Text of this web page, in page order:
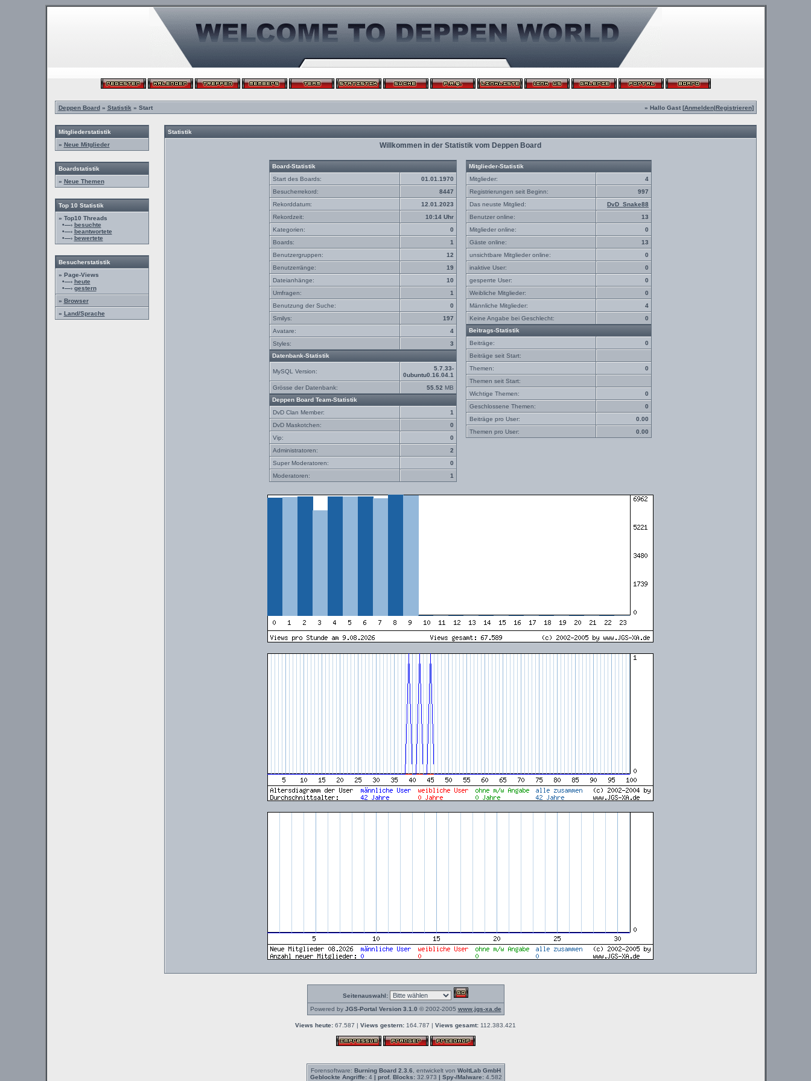
Deppen Board» Statistik » Start » Hallo Gast [Anmelden|Registrieren]
Mitgliederstatistik
» Neue Mitglieder
Boardstatistik
» Neue Themen
Top 10 Statistik
» Top10 Threads
•—› besuchte
•—› beantwortete
•—› bewertete
Besucherstatistik
» Page-Views
•—› heute
•—› gestern
» Browser
» Land/Sprache
Statistik
Willkommen in der Statistik vom Deppen Board
Board-Statistik
Start des Boards:
01.01.1970
Besucherrekord:
8447
Rekorddatum:
12.01.2023
Rekordzeit:
10:14 Uhr
Kategorien:
0
Boards:
1
Benutzergruppen:
12
Benutzerränge:
19
Dateianhänge:
10
Umfragen:
1
Benutzung der Suche:
0
Smilys:
197
Avatare:
4
Styles:
3
Datenbank-Statistik
MySQL Version:
5.7.33-
0ubuntu0.16.04.1
Grösse der Datenbank:
55.52 MB
Deppen Board Team-Statistik
DvD Clan Member:
1
DvD Maskotchen:
0
Vip:
0
Administratoren:
2
Super Moderatoren:
0
Moderatoren:
1
Mitglieder-Statistik
Mitglieder:
4
Registrierungen seit Beginn:
997
Das neuste Mitglied:
DvD_Snake88
Benutzer online:
13
Mitglieder online:
0
Gäste online:
13
unsichtbare Mitglieder online:
0
inaktive User:
0
gesperrte User:
0
Weibliche Mitglieder:
0
Männliche Mitglieder:
4
Keine Angabe bei Geschlecht:
0
Beitrags-Statistik
Beiträge:
0
Beiträge seit Start:
Themen:
0
Themen seit Start:
Wichtige Themen:
0
Geschlossene Themen:
0
Beiträge pro User:
0.00
Themen pro User:
0.00
Seitenauswahl:
Powered by JGS-Portal Version 3.1.0 © 2002-2005 www.jgs-xa.de
Views heute: 67.587 | Views gestern: 164.787 | Views gesamt: 112.383.421
Forensoftware: Burning Board 2.3.6 , entwickelt von WoltLab GmbH
Geblockte Angriffe:4 | prof. Blocks:32.973 | Spy-/Malware:4.582